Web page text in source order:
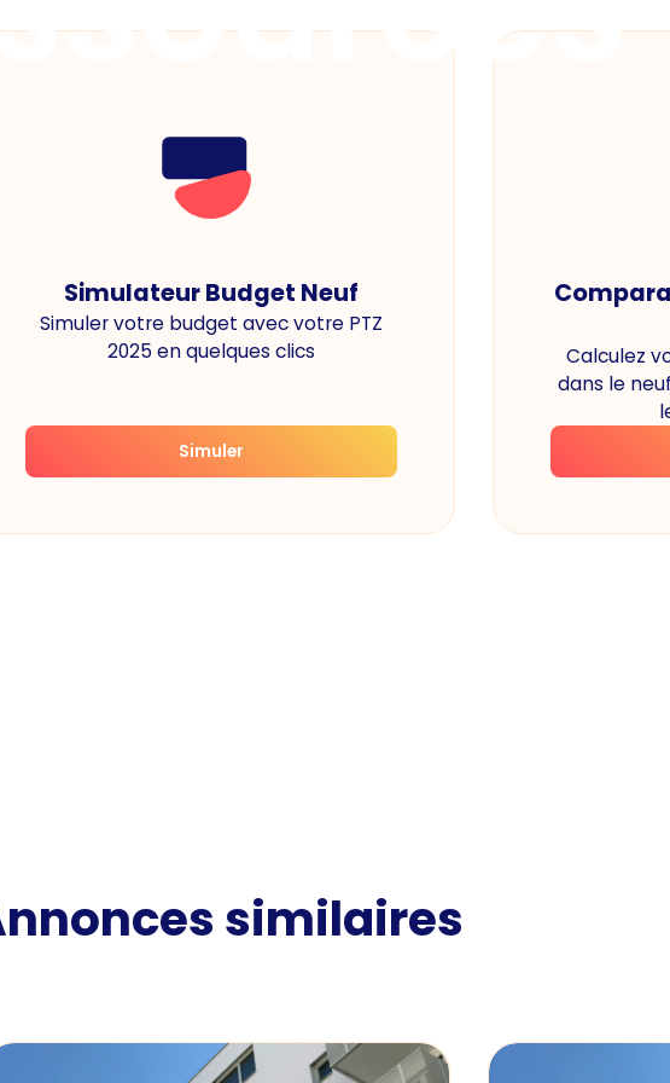
Simulateur Budget Neuf
Simuler votre budget avec votre PTZ
2025 en quelques clics
Simuler
Calculez
dans le
similaires